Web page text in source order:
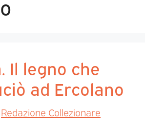
Il legno che
ad Ercolano
Redazione Collezionare